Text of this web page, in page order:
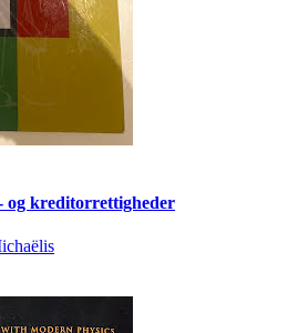
og kreditorrettigheder